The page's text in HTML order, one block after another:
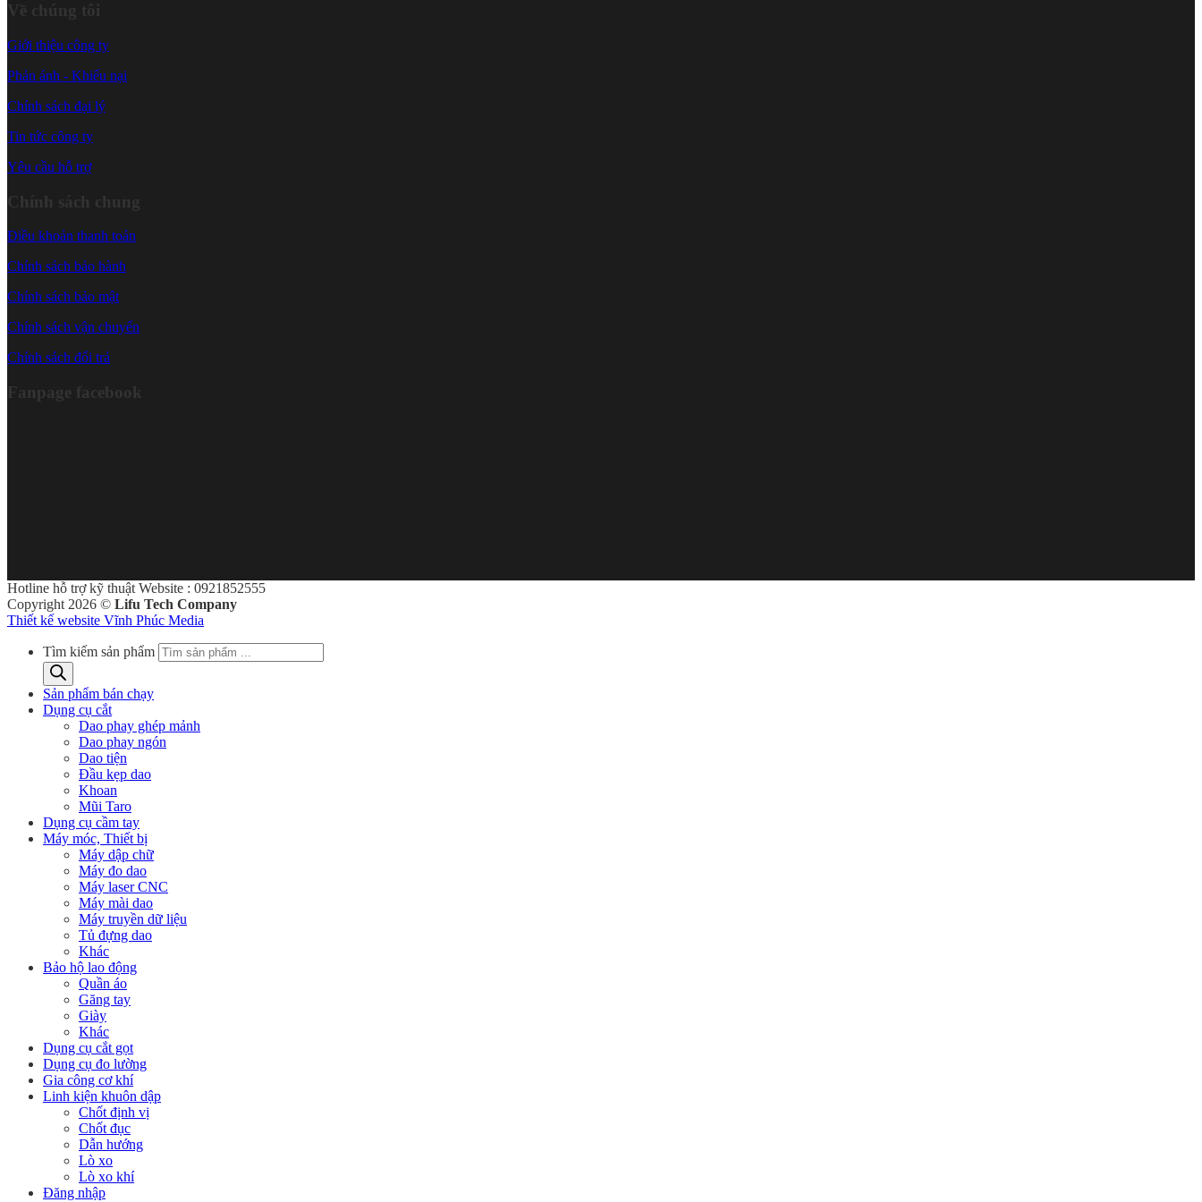
Về chúng tôi
Giới thiệu công ty
Phản ánh - Khiếu nại
Chính sách đại lý
Tin tức công ty
Yêu cầu hỗ trợ
Chính sách chung
Điều khoản thanh toán
Chính sách bảo hành
Chính sách bảo mật
Chính sách vận chuyển
Chính sách đổi trả
Fanpage facebook
Hotline hỗ trợ kỹ thuật Website : 0921852555
Copyright 2026 © Lifu Tech Company
Thiết kế website Vĩnh Phúc Media
Tìm kiếm sản phẩm
Sản phẩm bán chạy
Dụng cụ cắt
Dao phay ghép mảnh
Dao phay ngón
Dao tiện
Đầu kẹp dao
Khoan
Mũi Taro
Dụng cụ cầm tay
Máy móc, Thiết bị
Máy dập chữ
Máy đo dao
Máy laser CNC
Máy mài dao
Máy truyền dữ liệu
Tủ đựng dao
Khác
Bảo hộ lao động
Quần áo
Găng tay
Giày
Khác
Dụng cụ cắt gọt
Dụng cụ đo lường
Gia công cơ khí
Linh kiện khuôn dập
Chốt định vị
Chốt đục
Dẫn hướng
Lò xo
Lò xo khí
Đăng nhập